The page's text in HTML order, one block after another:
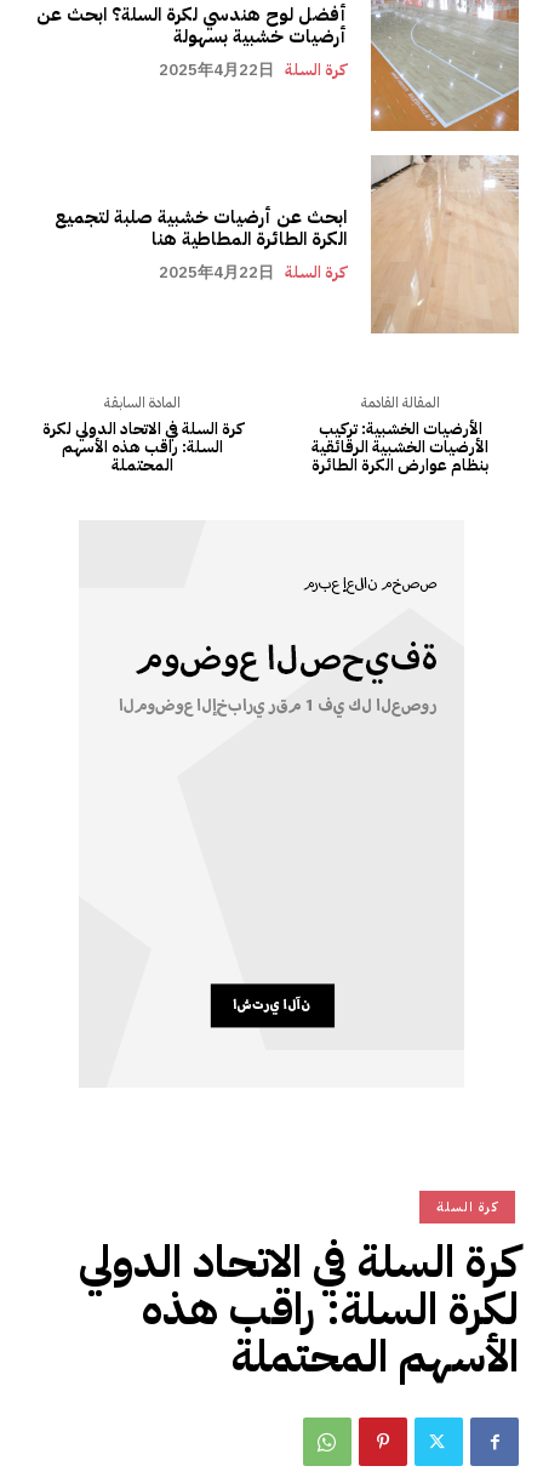
أفضل لوح هندسي لكرة السلة؟ ابحث عن
أرضيات خشبية بسهولة
كرة السلة 2025年4月22日
ابحث عن أرضيات خشبية صلبة لتجميع
الكرة الطائرة المطاطية هنا
كرة السلة 2025年4月22日
المادة السابقة
كرة السلة في الاتحاد الدولي لكرة
السلة: راقب هذه الأسهم
المحتملة
المقالة القادمة
الأرضيات الخشبية: تركيب
الأرضيات الخشبية الرقائقية
بنظام عوارض الكرة الطائرة